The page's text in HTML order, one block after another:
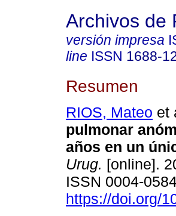
Archivos de
versión impresa
line ISSN 1688-
Resumen
RIOS, Mateo et
pulmonar
años en un
Urug. [online].
ISSN 0004-
https://doi.org/